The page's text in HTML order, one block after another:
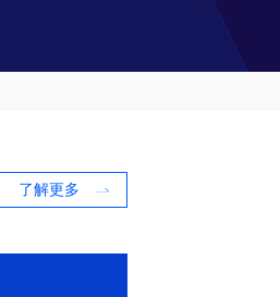
了解更多